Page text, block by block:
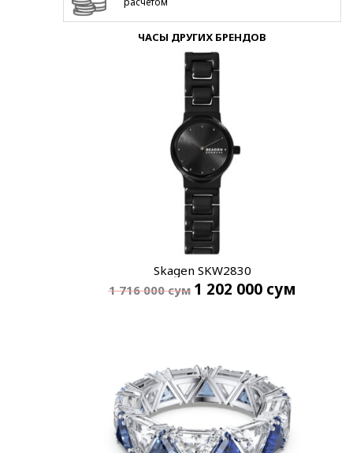
ЧАСЫ ДРУГИХ БРЕНДОВ
Skagen SKW2830
1 716 000сум 1 202 000 сум